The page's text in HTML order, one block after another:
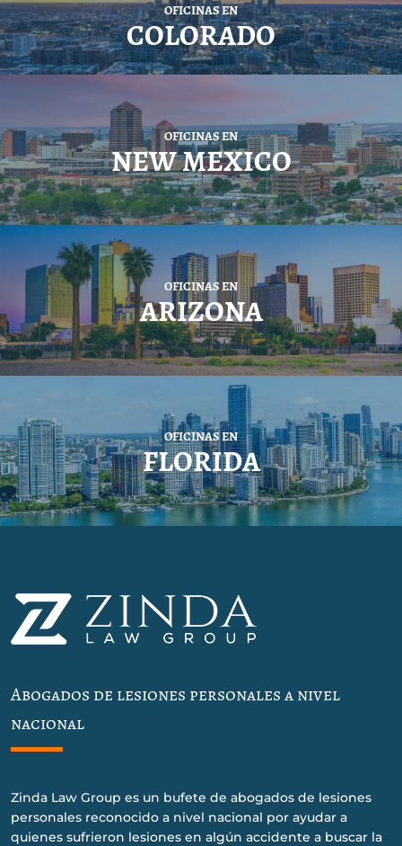
OFICINAS EN
COLORADO
OFICINAS EN
NEW MEXICO
OFICINAS EN
ARIZONA
OFICINAS EN
FLORIDA
Abogados de lesiones personales a nivel
nacional
Zinda Law Group es un bufete de abogados de lesiones
personales reconocido a nivel nacional por ayudar a
quienes sufrieron lesiones en algún accidente a buscar la